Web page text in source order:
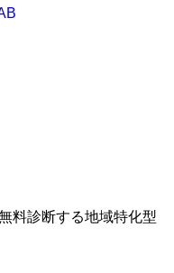
料診断する地域特化型